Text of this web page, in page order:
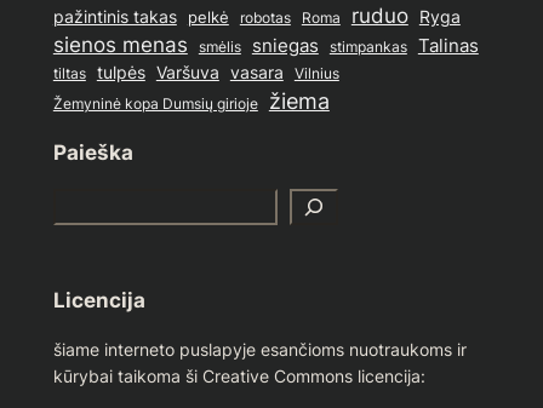
pažintinis takas pelkė robotas Roma ruduo Ryga
sienos menas smėlis sniegas stimpankas Talinas
tiltas tulpės Varšuva vasara Vilnius
Žemyninė kopa Dumsių girioje žiema
Paieška
e
c
Licencija
šiame interneto puslapyje esančioms nuotraukoms ir
kūrybai taikoma ši Creative Commons licencija: